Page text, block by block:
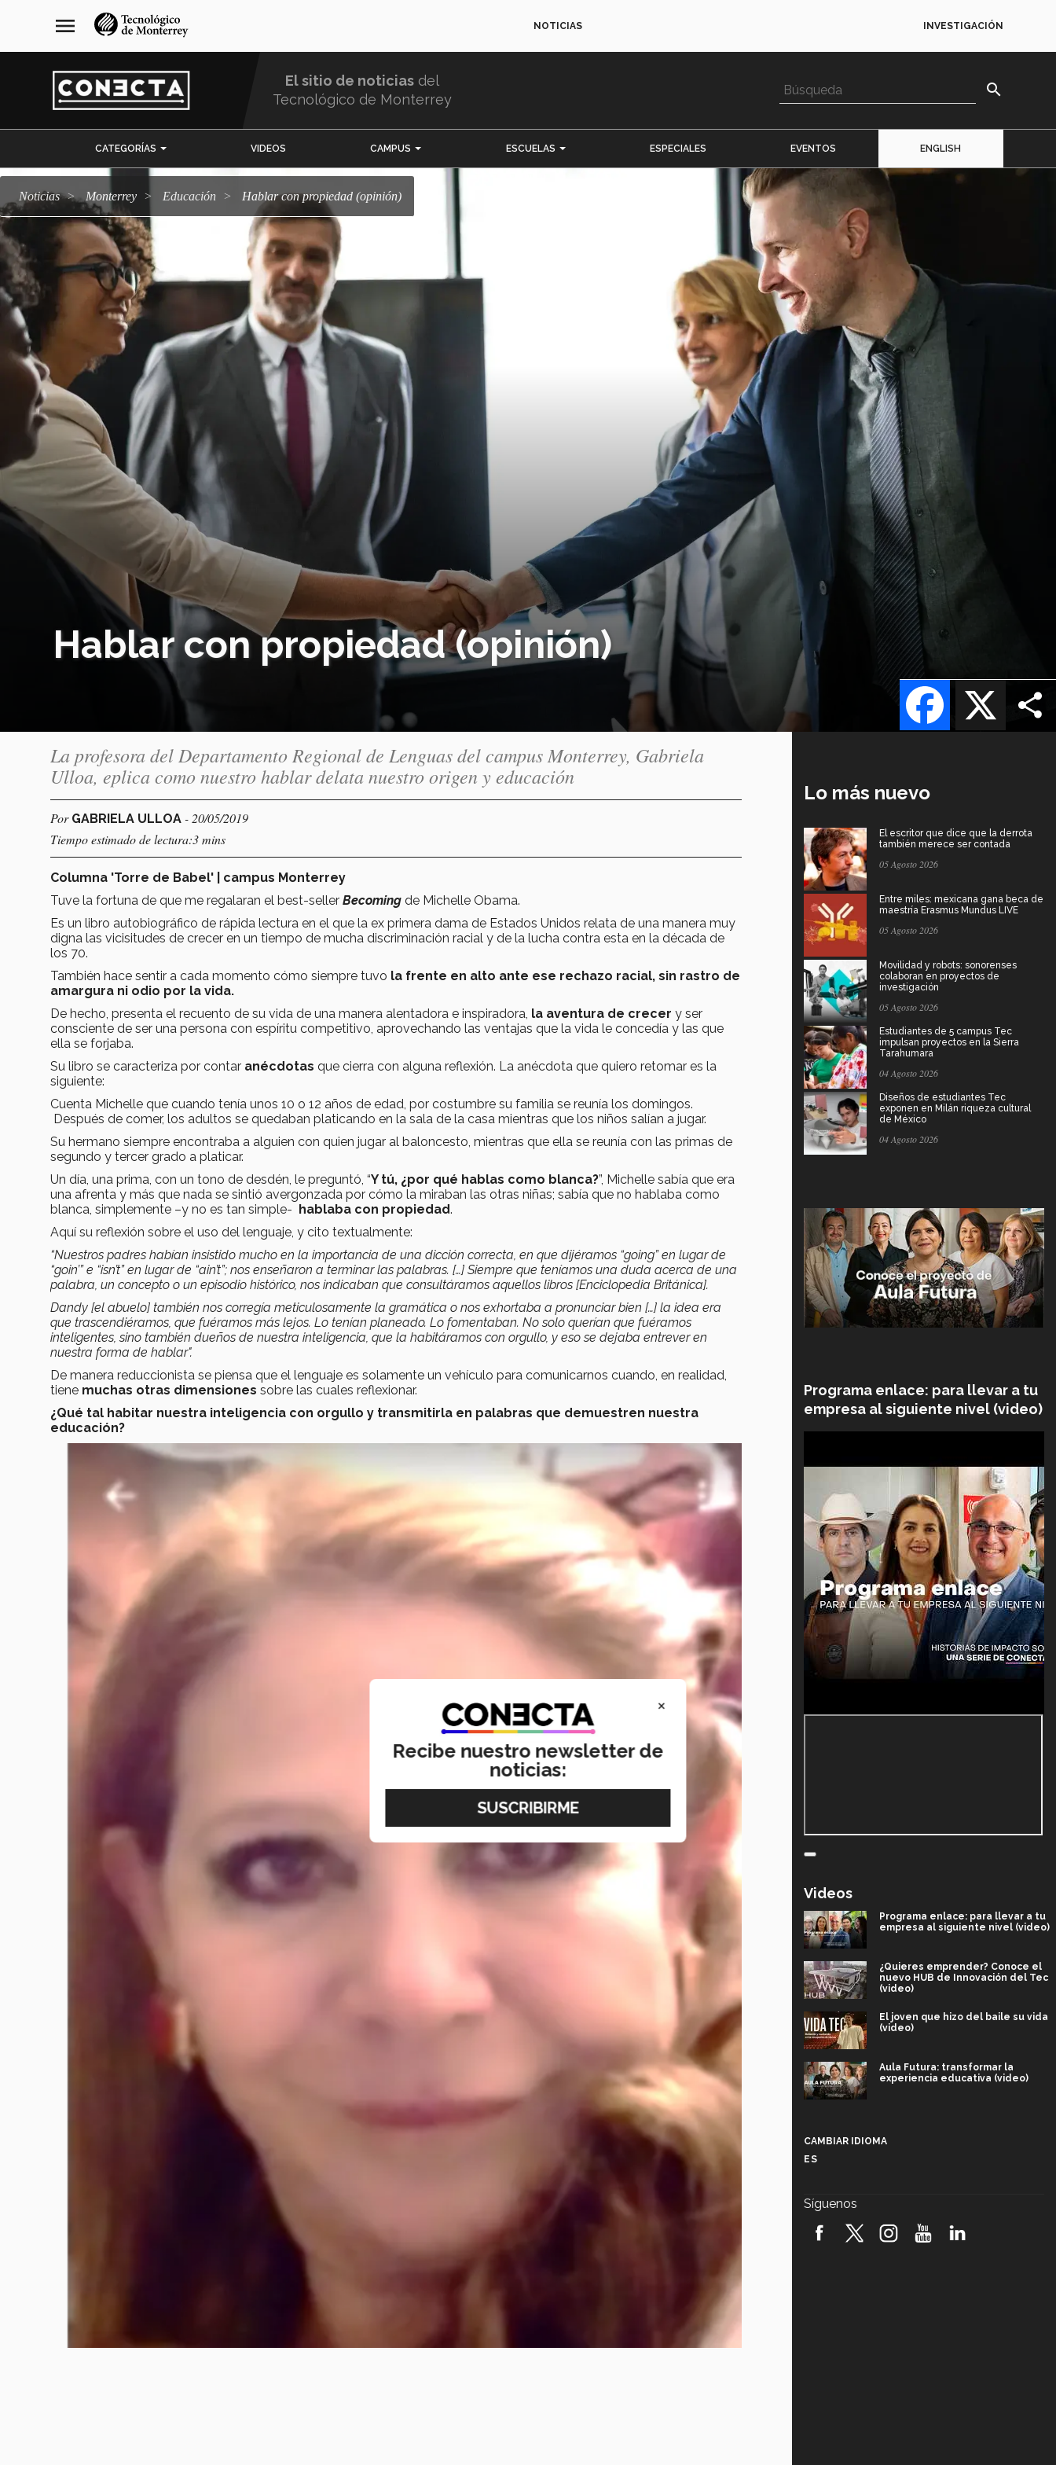
navegación
principal
menu NOTICIAS INVESTIGACIÓN
El sitio de noticias del
Tecnológico de Monterrey
search
CATEGORÍAS VIDEOS CAMPUS ESCUELAS ESPECIALES EVENTOS ENGLISH
Noticias Monterrey Educación Hablar con propiedad (opinión)
Hablar con propiedad (opinión)
X
Facebook
La profesora del Departamento Regional de Lenguas del campus Monterrey, Gabriela
Ulloa, eplica como nuestro hablar delata nuestro origen y educación
Por GABRIELA ULLOA - 20/05/2019
Tiempo estimado de lectura:3 mins
Columna 'Torre de Babel' | campus Monterrey
Tuve la fortuna de que me regalaran el best-seller Becoming de Michelle Obama.
Es un libro autobiográfico de rápida lectura en el que la ex primera dama de Estados Unidos relata de una manera muy
digna las vicisitudes de crecer en un tiempo de mucha discriminación racial y de la lucha contra esta en la década de
los 70.
También hace sentir a cada momento cómo siempre tuvo la frente en alto ante ese rechazo racial, sin rastro de
amargura ni odio por la vida.
De hecho, presenta el recuento de su vida de una manera alentadora e inspiradora, la aventura de crecer y ser
consciente de ser una persona con espíritu competitivo, aprovechando las ventajas que la vida le concedía y las que
ella se forjaba.
Su libro se caracteriza por contar anécdotas que cierra con alguna reflexión. La anécdota que quiero retomar es la
siguiente:
Cuenta Michelle que cuando tenía unos 10 o 12 años de edad, por costumbre su familia se reunía los domingos.
Después de comer, los adultos se quedaban platicando en la sala de la casa mientras que los niños salían a jugar.
Su hermano siempre encontraba a alguien con quien jugar al baloncesto, mientras que ella se reunía con las primas de
segundo y tercer grado a platicar.
Un día, una prima, con un tono de desdén, le preguntó, “Y tú, ¿por qué hablas como blanca?”, Michelle sabía que era
una afrenta y más que nada se sintió avergonzada por cómo la miraban las otras niñas; sabía que no hablaba como
blanca, simplemente –y no es tan simple- hablaba con propiedad.
Aquí su reflexión sobre el uso del lenguaje, y cito textualmente:
“Nuestros padres habían insistido mucho en la importancia de una dicción correcta, en que dijéramos “going” en lugar de
“goin’” e “isn’t” en lugar de “ain’t”; nos enseñaron a terminar las palabras. […] Siempre que teníamos una duda acerca de una
palabra, un concepto o un episodio histórico, nos indicaban que consultáramos aquellos libros [Enciclopedia Británica].
Dandy [el abuelo] también nos corregía meticulosamente la gramática o nos exhortaba a pronunciar bien […] la idea era
que trascendiéramos, que fuéramos más lejos. Lo tenían planeado. Lo fomentaban. No solo querían que fuéramos
inteligentes, sino también dueños de nuestra inteligencia, que la habitáramos con orgullo, y eso se dejaba entrever en
nuestra forma de hablar".
De manera reduccionista se piensa que el lenguaje es solamente un vehículo para comunicarnos cuando, en realidad,
tiene muchas otras dimensiones sobre las cuales reflexionar.
¿Qué tal habitar nuestra inteligencia con orgullo y transmitirla en palabras que demuestren nuestra
educación?
Lo más nuevo
El escritor que dice que la derrota
también merece ser contada
05 Agosto 2026
Entre miles: mexicana gana beca de
maestría Erasmus Mundus LIVE
05 Agosto 2026
Movilidad y robots: sonorenses
colaboran en proyectos de
investigación
05 Agosto 2026
Estudiantes de 5 campus Tec
impulsan proyectos en la Sierra
Tarahumara
04 Agosto 2026
Diseños de estudiantes Tec
exponen en Milán riqueza cultural
de México
04 Agosto 2026
Programa enlace: para llevar a tu
empresa al siguiente nivel (video)
Videos
Programa enlace: para llevar a tu
empresa al siguiente nivel (video)
¿Quieres emprender? Conoce el
nuevo HUB de Innovación del Tec
(video)
El joven que hizo del baile su vida
(video)
Aula Futura: transformar la
experiencia educativa (video)
robótica FIRST 2026! (video)
CAMBIAR IDIOMA
ES
Síguenos
×
Recibe nuestro newsletter de
noticias: